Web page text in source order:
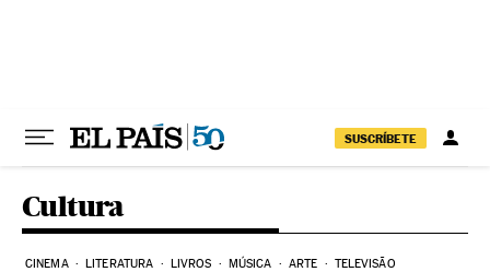
SUSCRÍBETE
Cultura
CINEMA LITERATURA LIVROS MÚSICA ARTE TELEVISÃO